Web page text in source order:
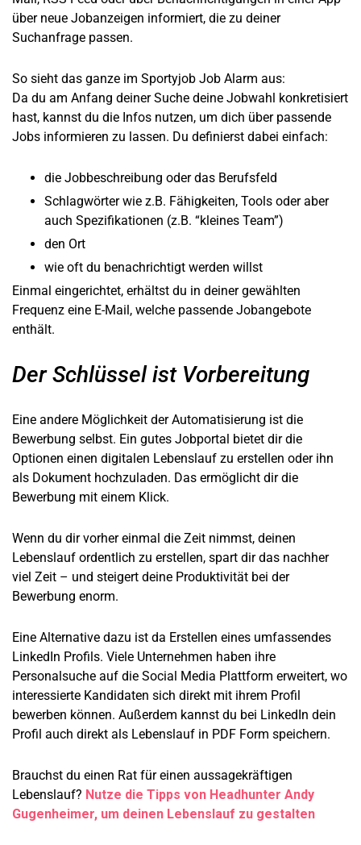
über neue Jobanzeigen informiert, die zu deiner
Suchanfrage passen.
So sieht das ganze im Sportyjob Job Alarm aus:
Da du am Anfang deiner Suche deine Jobwahl konkretisiert
hast, kannst du die Infos nutzen, um dich über passende
Jobs informieren zu lassen. Du definierst dabei einfach:
die Jobbeschreibung oder das Berufsfeld
Schlagwörter wie z.B. Fähigkeiten, Tools oder aber
auch Spezifikationen (z.B. “kleines Team”)
den Ort
wie oft du benachrichtigt werden willst
Einmal eingerichtet, erhältst du in deiner gewählten
Frequenz eine E-Mail, welche passende Jobangebote
enthält.
Der Schlüssel ist Vorbereitung
Eine andere Möglichkeit der Automatisierung ist die
Bewerbung selbst. Ein gutes Jobportal bietet dir die
Optionen einen digitalen Lebenslauf zu erstellen oder ihn
als Dokument hochzuladen. Das ermöglicht dir die
Bewerbung mit einem Klick.
Wenn du dir vorher einmal die Zeit nimmst, deinen
Lebenslauf ordentlich zu erstellen, spart dir das nachher
viel Zeit – und steigert deine Produktivität bei der
Bewerbung enorm.
Eine Alternative dazu ist da Erstellen eines umfassendes
LinkedIn Profils. Viele Unternehmen haben ihre
Personalsuche auf die Social Media Plattform erweitert, wo
interessierte Kandidaten sich direkt mit ihrem Profil
bewerben können. Außerdem kannst du bei LinkedIn dein
Profil auch direkt als Lebenslauf in PDF Form speichern.
Brauchst du einen Rat für einen aussagekräftigen
Lebenslauf? Nutze die Tipps von Headhunter Andy
Gugenheimer, um deinen Lebenslauf zu gestalten